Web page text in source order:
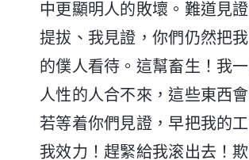
中更顯明人的敗壞。難道見
提拔、我見證，你們仍然把
的僕人看待。這幫畜生！我
人性的人合不來，這些東西
若等着你們見證，早把我的
我效力！趕緊給我滚出去！